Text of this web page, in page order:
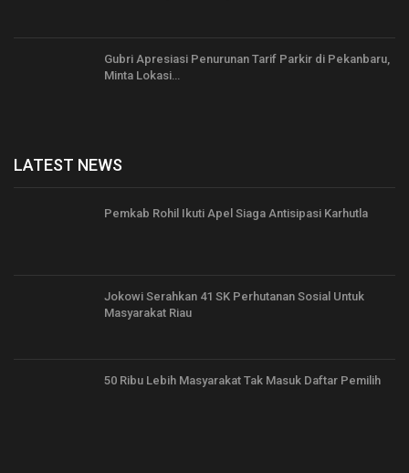
Gubri Apresiasi Penurunan Tarif Parkir di Pekanbaru,
Minta Lokasi…
LATEST NEWS
Pemkab Rohil Ikuti Apel Siaga Antisipasi Karhutla
Jokowi Serahkan 41 SK Perhutanan Sosial Untuk
Masyarakat Riau
50 Ribu Lebih Masyarakat Tak Masuk Daftar Pemilih